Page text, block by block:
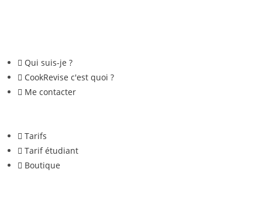
Qui suis-je ?
CookRevise c'est quoi ?
Me contacter
Tarifs
Tarif étudiant
Boutique